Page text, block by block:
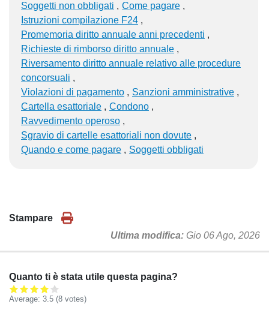
Soggetti non obbligati
Come pagare
Istruzioni compilazione F24
Promemoria diritto annuale anni precedenti
Richieste di rimborso diritto annuale
Riversamento diritto annuale relativo alle procedure
concorsuali
Violazioni di pagamento
Sanzioni amministrative
Cartella esattoriale
Condono
Ravvedimento operoso
Sgravio di cartelle esattoriali non dovute
Quando e come pagare
Soggetti obbligati
Stampare
Ultima modifica
Gio 06 Ago, 2026
Quanto ti è stata utile questa pagina?
Average: 3.5 (8 votes)